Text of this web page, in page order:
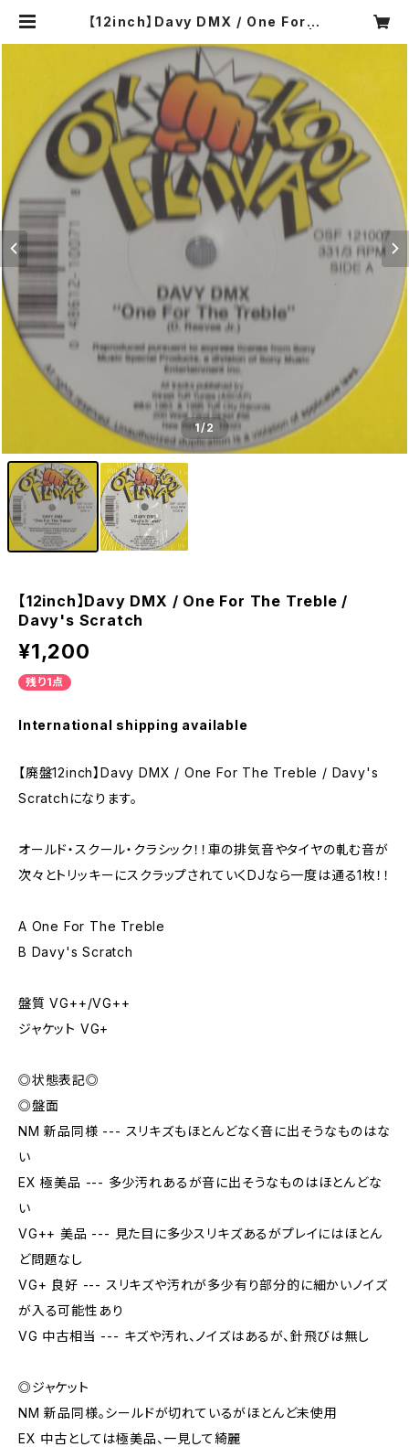
【12inch】Davy DMX / One For T
COMPACT DISCO ASIA
1/2
【12inch】Davy DMX / One For The Treble /
Davy's Scratch
¥1,200
残り1点
International shipping available
【廃盤12inch】Davy DMX / One For The Treble / Davy's
Scratchになります。
オールド・スクール・クラシック！！車の排気音やタイヤの軋む音が
次々とトリッキーにスクラップされていくDJなら一度は通る1枚！！
A One For The Treble
B Davy's Scratch
盤質 VG++/VG++
ジャケット VG+
◎状態表記◎
◎盤面
NM 新品同様 --- スリキズもほとんどなく音に出そうなものはな
い
EX 極美品 --- 多少汚れあるが音に出そうなものはほとんどな
い
VG++ 美品 --- 見た目に多少スリキズあるがプレイにはほとん
ど問題なし
VG+ 良好 --- スリキズや汚れが多少有り部分的に細かいノイズ
が入る可能性あり
VG 中古相当 --- キズや汚れ、ノイズはあるが、針飛びは無し
◎ジャケット
NM 新品同様。シールドが切れているがほとんど未使用
EX 中古としては極美品、一見して綺麗